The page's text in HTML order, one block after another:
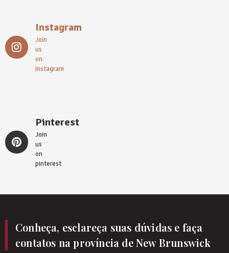
Instagram
Join
us
on
instagram
Pinterest
Join
us
on
pinterest
Conheça, esclareça suas dúvidas e faça
contatos na província de New Brunswick